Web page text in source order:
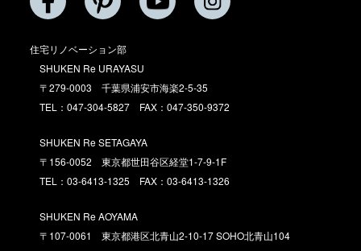
住宅リノベーション部
SHUKEN Re URAYASU
〒279-0003 千葉県浦安市海楽2-5-35
TEL：047-304-5827 FAX：047-350-9372
SHUKEN Re SETAGAYA
〒156-0052 東京都世田谷区経堂1-7-9-1F
TEL：03-6413-1325 FAX：03-6413-1326
SHUKEN Re AOYAMA
〒107-0061 東京都港区北青山2-10-17 SOHO北青山104